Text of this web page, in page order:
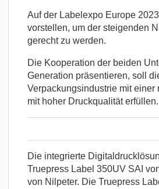
Auf der Labelexpo Europe
vorstellen, um der steigenden
gerecht zu werden.
Die Kooperation der beiden
Generation präsentieren, soll
Verpackungsindustrie mit
mit hoher Druckqualität erfüllen.
Die integrierte
Truepress Label 350UV SAI
von Nilpeter. Die Truepress